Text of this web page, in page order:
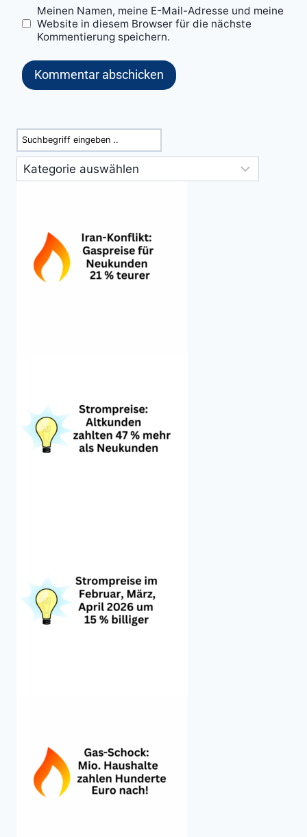
Meinen Namen, meine E-Mail-Adresse und meine
Website in diesem Browser für die nächste
Kommentierung speichern.
Suchen
Kategorien